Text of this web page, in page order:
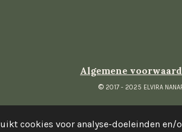
cookies voor analyse-doeleinden
Algemene
© 2017 - 2025 ELVIRA